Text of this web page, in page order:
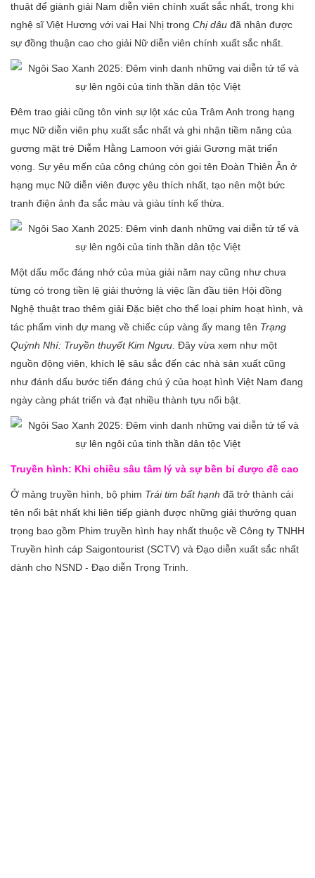
thuật để giành giải Nam diễn viên chính xuất sắc nhất, trong khi
nghệ sĩ Việt Hương với vai Hai Nhị trong Chị dâu đã nhận được
sự đồng thuận cao cho giải Nữ diễn viên chính xuất sắc nhất.
Đêm trao giải cũng tôn vinh sự lột xác của Trâm Anh trong hạng
mục Nữ diễn viên phụ xuất sắc nhất và ghi nhận tiềm năng của
gương mặt trẻ Diễm Hằng Lamoon với giải Gương mặt triển
vọng. Sự yêu mến của công chúng còn gọi tên Đoàn Thiên Ân ở
hạng mục Nữ diễn viên được yêu thích nhất, tạo nên một bức
tranh điện ảnh đa sắc màu và giàu tính kế thừa.
Một dấu mốc đáng nhớ của mùa giải năm nay cũng như chưa
từng có trong tiền lệ giải thưởng là việc lần đầu tiên Hội đồng
Nghệ thuật trao thêm giải Đặc biệt cho thể loại phim hoạt hình, và
tác phẩm vinh dự mang về chiếc cúp vàng ấy mang tên Trạng
Quỳnh Nhí: Truyền thuyết Kim Ngưu . Đây vừa xem như một
nguồn động viên, khích lệ sâu sắc đến các nhà sản xuất cũng
như đánh dấu bước tiến đáng chú ý của hoạt hình Việt Nam đang
ngày càng phát triển và đạt nhiều thành tựu nổi bật.
Truyền hình: Khi chiều sâu tâm lý và sự bền bỉ được đề cao
Ở mảng truyền hình, bộ phim Trái tim bất hạnh đã trở thành cái
tên nổi bật nhất khi liên tiếp giành được những giải thưởng quan
trọng bao gồm Phim truyền hình hay nhất thuộc về Công ty TNHH
Truyền hình cáp Saigontourist (SCTV) và Đạo diễn xuất sắc nhất
dành cho NSND - Đạo diễn Trọng Trinh.